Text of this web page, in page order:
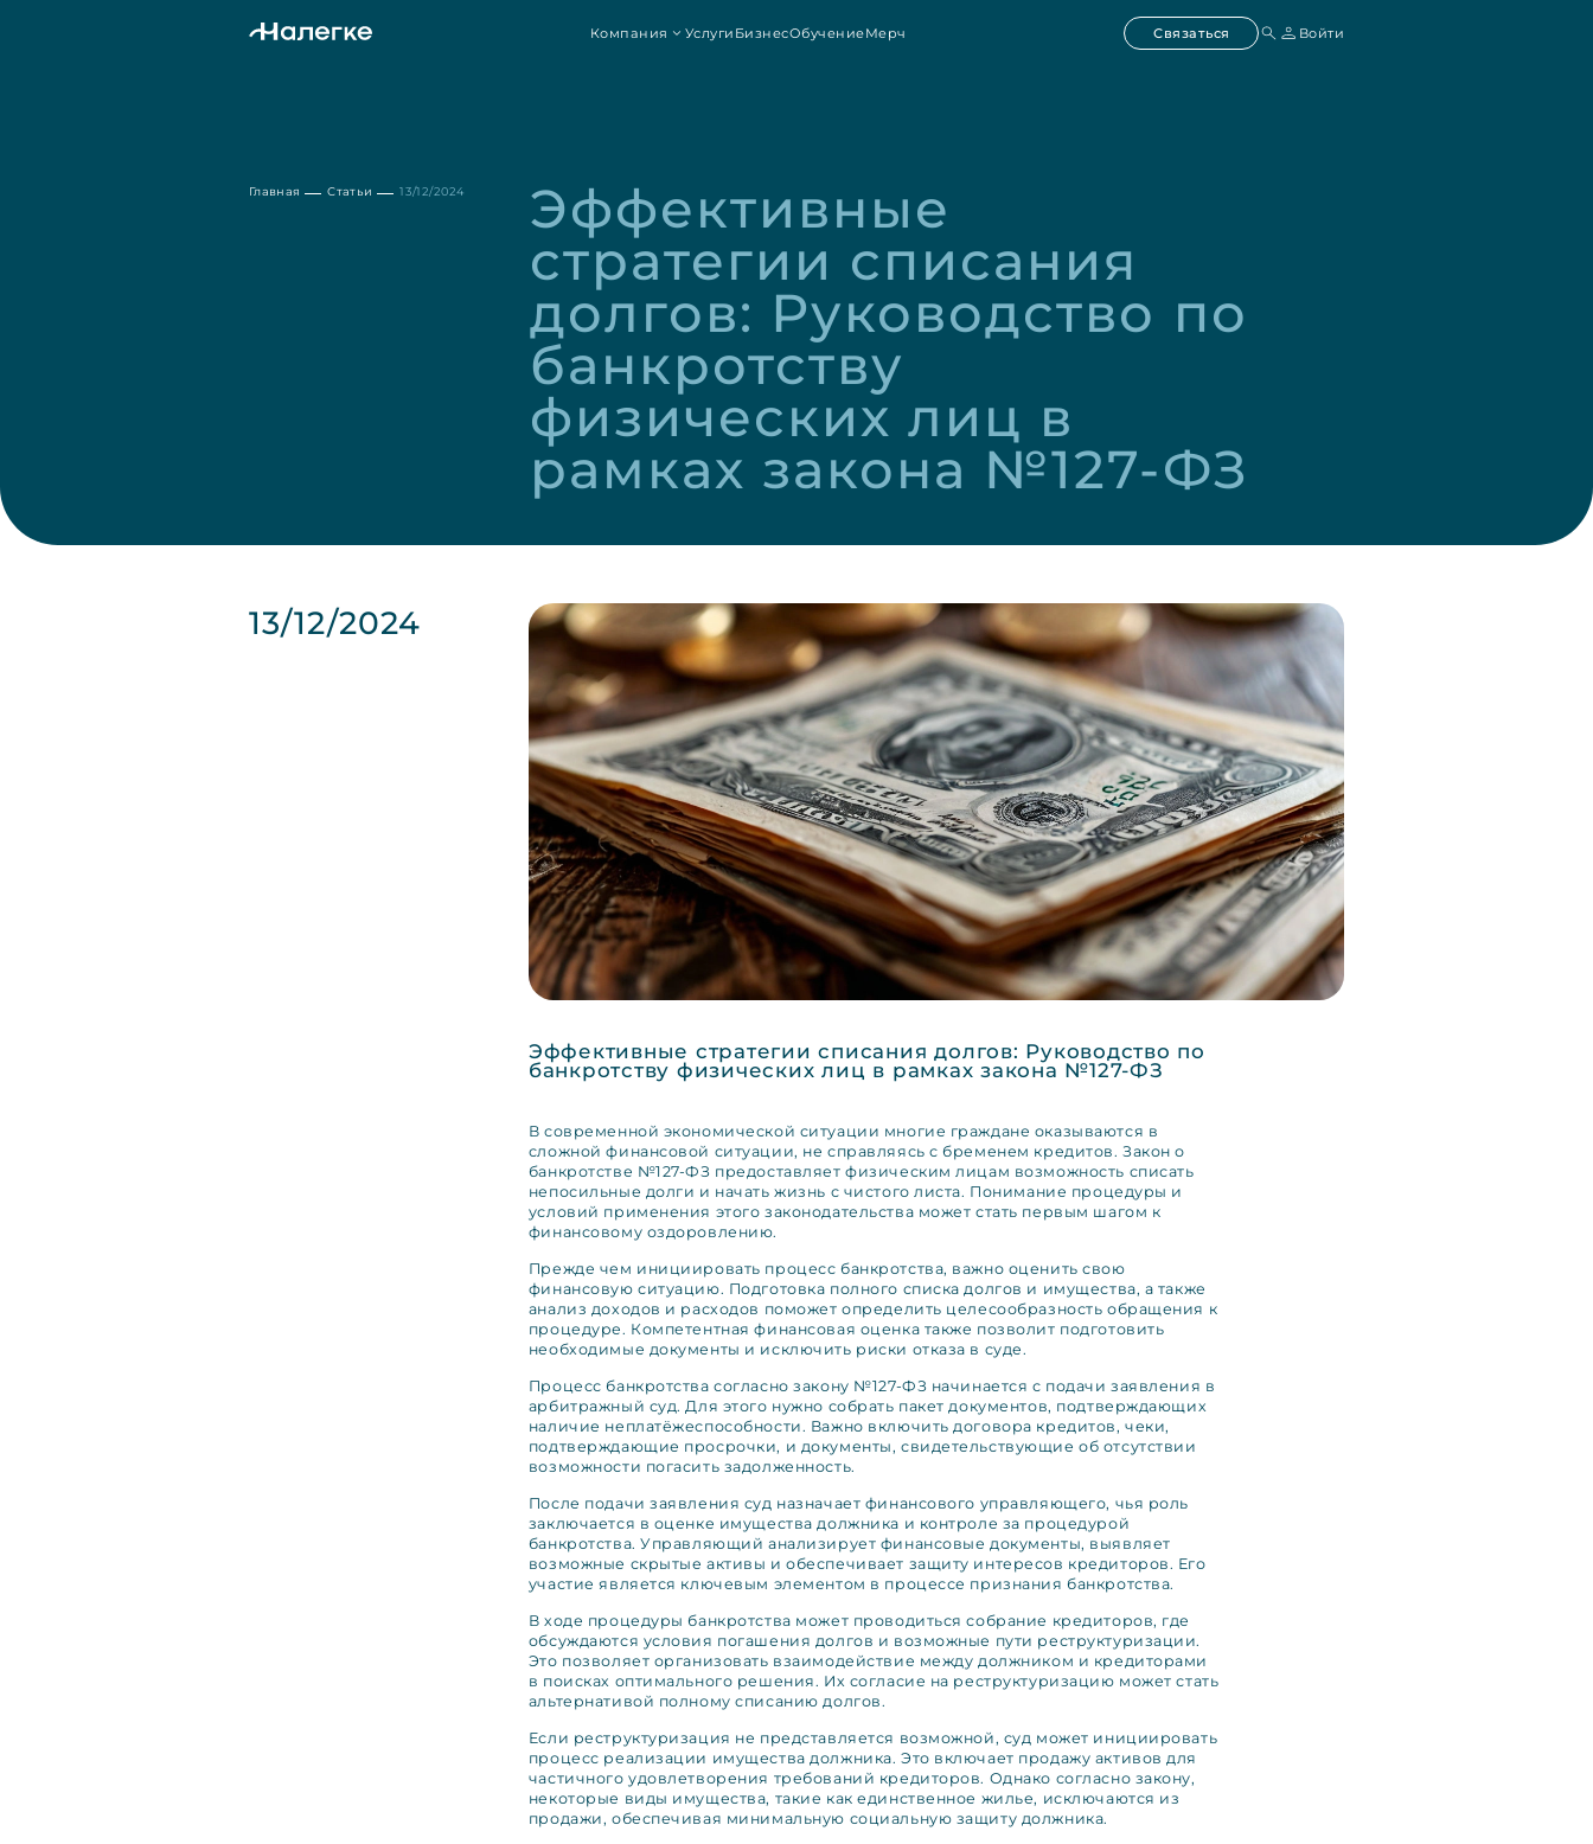
Компания Услуги БизнесОбучениеМерч Связаться Войти
Главная Статьи 13/12/2024
Эффективные
стратегии списания
долгов: Руководство по
банкротству
физических лиц в
рамках закона №127-ФЗ
13/12/2024
Эффективные стратегии списания долгов: Руководство по
банкротству физических лиц в рамках закона №127-ФЗ
В современной экономической ситуации многие граждане оказываются в
сложной финансовой ситуации, не справляясь с бременем кредитов. Закон о
банкротстве №127-ФЗ предоставляет физическим лицам возможность списать
непосильные долги и начать жизнь с чистого листа. Понимание процедуры и
условий применения этого законодательства может стать первым шагом к
финансовому оздоровлению.
Прежде чем инициировать процесс банкротства, важно оценить свою
финансовую ситуацию. Подготовка полного списка долгов и имущества, а также
анализ доходов и расходов поможет определить целесообразность обращения к
процедуре. Компетентная финансовая оценка также позволит подготовить
необходимые документы и исключить риски отказа в суде.
Процесс банкротства согласно закону №127-ФЗ начинается с подачи заявления в
арбитражный суд. Для этого нужно собрать пакет документов, подтверждающих
наличие неплатёжеспособности. Важно включить договора кредитов, чеки,
подтверждающие просрочки, и документы, свидетельствующие об отсутствии
возможности погасить задолженность.
После подачи заявления суд назначает финансового управляющего, чья роль
заключается в оценке имущества должника и контроле за процедурой
банкротства. Управляющий анализирует финансовые документы, выявляет
возможные скрытые активы и обеспечивает защиту интересов кредиторов. Его
участие является ключевым элементом в процессе признания банкротства.
В ходе процедуры банкротства может проводиться собрание кредиторов, где
обсуждаются условия погашения долгов и возможные пути реструктуризации.
Это позволяет организовать взаимодействие между должником и кредиторами
в поисках оптимального решения. Их согласие на реструктуризацию может стать
альтернативой полному списанию долгов.
Если реструктуризация не представляется возможной, суд может инициировать
процесс реализации имущества должника. Это включает продажу активов для
частичного удовлетворения требований кредиторов. Однако согласно закону,
некоторые виды имущества, такие как единственное жилье, исключаются из
продажи, обеспечивая минимальную социальную защиту должника.